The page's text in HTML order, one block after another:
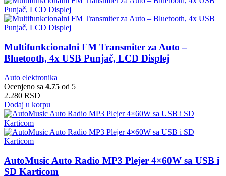
Multifunkcionalni FM Transmiter za Auto –
Bluetooth, 4x USB Punjač, LCD Displej
Auto elektronika
Ocenjeno sa 4.75 od 5
2.280 RSD
Dodaj u korpu
AutoMusic Auto Radio MP3 Plejer 4×60W sa USB i
SD Karticom